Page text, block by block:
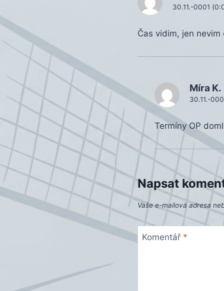
30.11.-0001
Čas vidim, jen nevim
Míra K.
30.11.-
Termíny OP
Napsat
Vaše e-mailová adresa
Komentář *